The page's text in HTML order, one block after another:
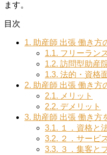
ます。
目次
1. 助産師 出張 働き方
1.1. フリーラン
1.2. 訪問型助産
1.3. 法的・資格
2. 助産師 出張 働き方
2.1. メリット
2.2. デメリット
3. 助産師 出張 働き方
3.1. １．資格と
3.2. ２．サービ
3.3. ３．集客と